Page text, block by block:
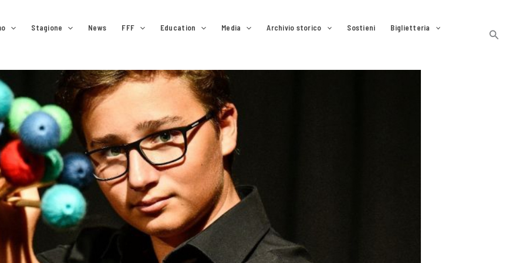
Stagione News FFF Education Media Archivio storico Sostieni
Biglietteria
Cerca